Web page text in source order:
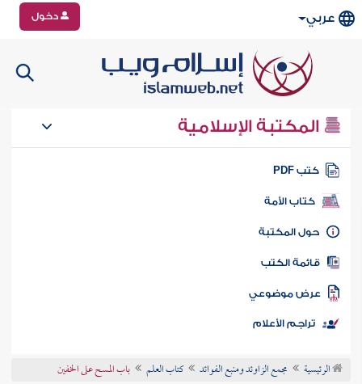
عربي دخول
المكتبة الإسلامية
كتب PDF
كتاب الأمة
المكتبة
الكتب
موضوعي
تراجم الأعلام
الرئيسية مجمع الزاوئد ومنبع الفوائد كتاب العلم باب المسح على الخفين